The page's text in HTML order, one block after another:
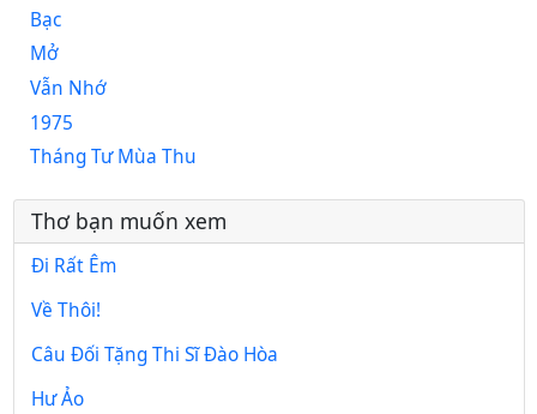
Bạc
Mở
Vẫn Nhớ
1975
Tháng Tư Mùa Thu
Thơ bạn muốn xem
Đi Rất Êm
Về Thôi!
Câu Đối Tặng Thi Sĩ Đào Hòa
Hư Ảo